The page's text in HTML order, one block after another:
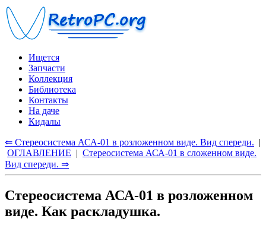
Ищется
Запчасти
Коллекция
Библиотека
Контакты
На даче
Кидалы
⇐ Стереосистема АСА-01 в розложенном виде. Вид спереди. |
ОГЛАВЛЕНИЕ | Стереосистема АСА-01 в сложенном виде.
Вид спереди. ⇒
Стереосистема АСА-01 в розложенном
виде. Как раскладушка.